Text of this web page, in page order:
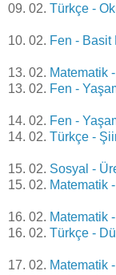
09. 02. Türkçe -
10. 02. Fen - Basit
13. 02. Matematik
13. 02. Fen -
14. 02. Fen -
14. 02. Türkçe -
15. 02. Sosyal -
15. 02. Matematik
16. 02. Matematik
16. 02. Türkçe -
17. 02. Matematik